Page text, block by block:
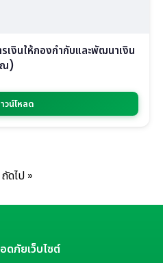
เงินให้กองกำกับและพัฒนาเงิน
ณ)
วน์โหลด
ถัดไป »
ดภัยเว็บไซต์